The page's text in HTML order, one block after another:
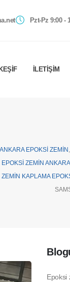
Pzt-Pz 9:00 -
İLETIŞIM
ANKARA EPOKSI ZEMIN
EPOKSI ZEMIN ANKARA
ZEMIN KAPLAMA
Epoksi